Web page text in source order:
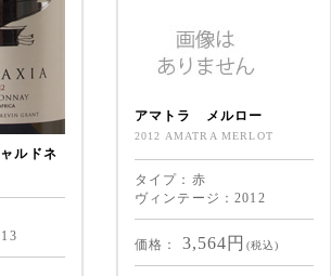
ルドネ
アマトラ メルロー
2012 AMATRA MERLOT
タイプ：赤
ヴィンテージ：2012
価格： 3,564 円 (税込)